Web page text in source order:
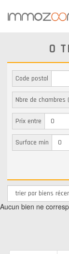
0
Code postal
Nbre de chambres
Prix entre
Surface min
Aucun bien ne